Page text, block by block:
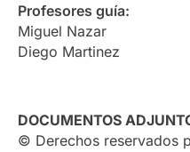
Profesores guía:
Miguel Nazar
Diego Martinez
DOCUMENTOS
© Derechos reservados